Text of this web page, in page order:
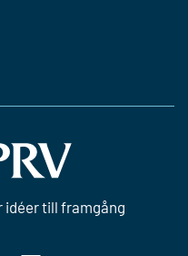
idéer till framgång